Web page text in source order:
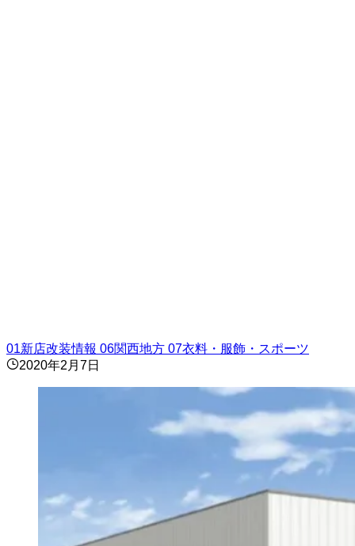
01新店改装情報 06関西地方 07衣料・服飾・スポーツ
2020年2月7日